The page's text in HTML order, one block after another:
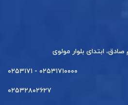
صادق، ابتدای بلوار مولوی
۰۲۵۳۱۷۱۰۰۰۰ - ۰۲۵۳۱۷۱
۰۲۵۳۲۸۰۲۶۲۷